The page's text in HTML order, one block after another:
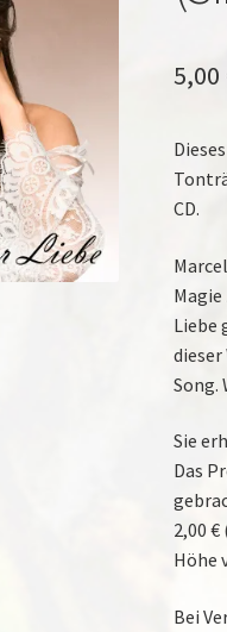
5,00
CD.
Liebe
Song.
Sie
Das
2,00
Höhe
Bei